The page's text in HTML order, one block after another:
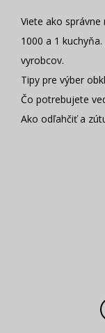
Viete ako správne
1000 a 1
vyrobcov.
Tipy pre výber
Čo potrebujete
Ako odľahčiť a